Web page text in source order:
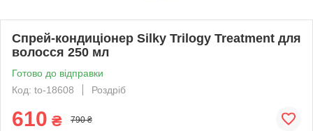
Спрей-кондиціонер Silky Trilogy Treatment для
волосся 250 мл
Готово до відправки
Код: to-18608
Роздріб
610 ₴ 790 ₴